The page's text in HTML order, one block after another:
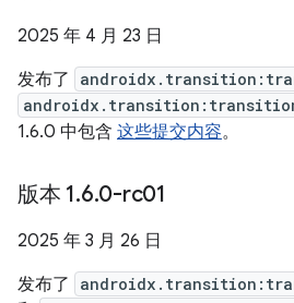
2025 年 4 月 23 日
发布了
1.6.0 中包含 这些提交内容。
版本 1.6.0-rc01
2025 年 3 月 26 日
发布了